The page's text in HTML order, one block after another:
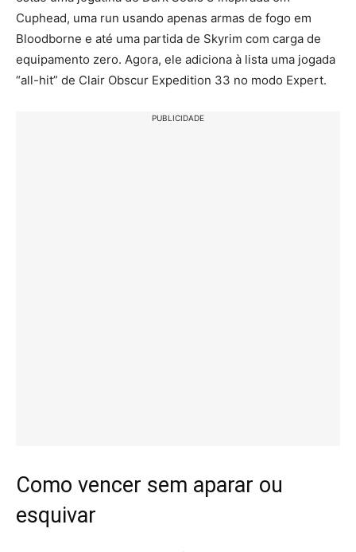
Cuphead, uma run usando apenas armas de fogo em
Bloodborne e até uma partida de Skyrim com carga de
equipamento zero. Agora, ele adiciona à lista uma jogada
“all-hit” de Clair Obscur Expedition 33 no modo Expert.
PUBLICIDADE
Como vencer sem aparar ou
esquivar